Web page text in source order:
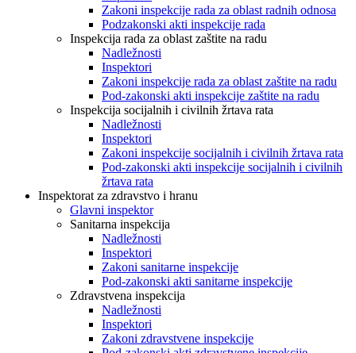
Zakoni inspekcije rada za oblast radnih odnosa
Podzakonski akti inspekcije rada
Inspekcija rada za oblast zaštite na radu
Nadležnosti
Inspektori
Zakoni inspekcije rada za oblast zaštite na radu
Pod-zakonski akti inspekcije zaštite na radu
Inspekcija socijalnih i civilnih žrtava rata
Nadležnosti
Inspektori
Zakoni inspekcije socijalnih i civilnih žrtava rata
Pod-zakonski akti inspekcije socijalnih i civilnih
žrtava rata
Inspektorat za zdravstvo i hranu
Glavni inspektor
Sanitarna inspekcija
Nadležnosti
Inspektori
Zakoni sanitarne inspekcije
Pod-zakonski akti sanitarne inspekcije
Zdravstvena inspekcija
Nadležnosti
Inspektori
Zakoni zdravstvene inspekcije